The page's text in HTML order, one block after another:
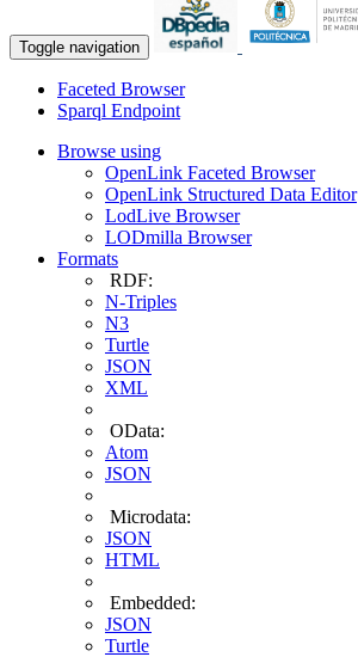
Toggle navigation
Faceted Browser
Sparql Endpoint
Browse using
OpenLink Faceted Browser
OpenLink Structured Data Editor
LodLive Browser
LODmilla Browser
Formats
RDF:
N-Triples
N3
Turtle
JSON
XML
OData:
Atom
JSON
Microdata:
JSON
HTML
Embedded:
JSON
Turtle